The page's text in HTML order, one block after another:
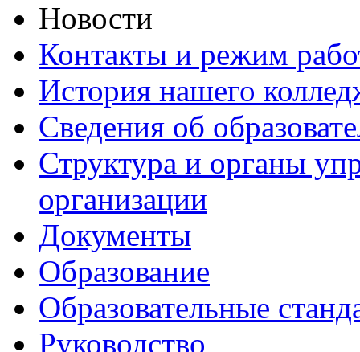
Новости
Контакты и режим
История нашего
Сведения об
Структура и органы
организации
Документы
Образование
Образовательные
Руководство